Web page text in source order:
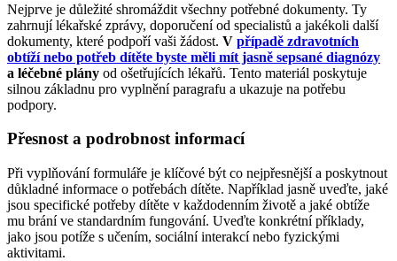
Nejprve je důležité shromáždit všechny potřebné dokumenty. Ty
zahrnují lékařské zprávy, doporučení od specialistů a jakékoli další
dokumenty, které podpoří vaši žádost. V případě zdravotních
obtíží nebo potřeb dítěte byste měli mít jasně sepsané diagnózy
a léčebné plány od ošetřujících lékařů. Tento materiál poskytuje
silnou základnu pro vyplnění paragrafu a ukazuje na potřebu
podpory.
Přesnost a podrobnost informací
Při vyplňování formuláře je klíčové být co nejpřesnější a poskytnout
důkladné informace o potřebách dítěte. Například jasně uveďte, jaké
jsou specifické potřeby dítěte v každodenním životě a jaké obtíže
mu brání ve standardním fungování. Uveďte konkrétní příklady,
jako jsou potíže s učením, sociální interakcí nebo fyzickými
aktivitami.